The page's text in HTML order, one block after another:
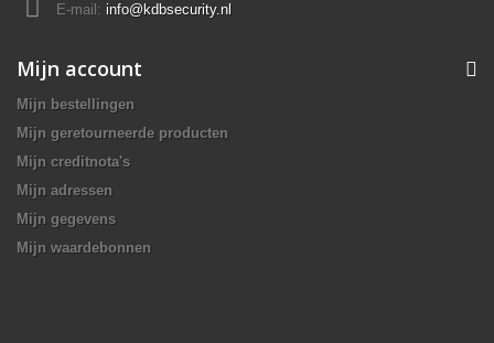
E-mail: info@kdbsecurity.nl
Mijn account
Mijn bestellingen
Mijn geretourneerde producten
Mijn creditnota's
Mijn adressen
Mijn gegevens
Mijn waardebonnen